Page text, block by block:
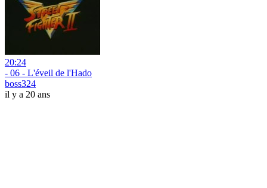
20:24
- 06 - L'éveil de l'Hado
boss324
il y a 20 ans